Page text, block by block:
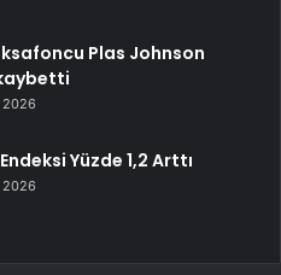
Plas Johnson
2026
Yüzde 1,2 Arttı
2026